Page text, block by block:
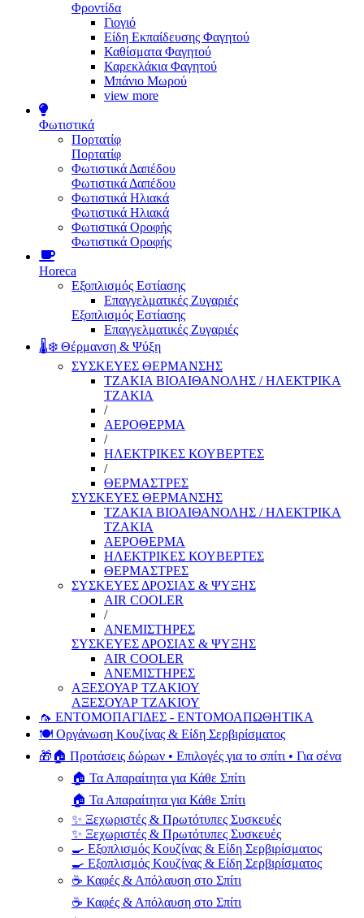
Φροντίδα
Γιογιό
Είδη Εκπαίδευσης Φαγητού
Καθίσματα Φαγητού
Καρεκλάκια Φαγητού
Μπάνιο Μωρού
view more
Φωτιστικά
Πορτατίφ
Πορτατίφ
Φωτιστικά Δαπέδου
Φωτιστικά Δαπέδου
Φωτιστικά Ηλιακά
Φωτιστικά Ηλιακά
Φωτιστικά Οροφής
Φωτιστικά Οροφής
Horeca
Εξοπλισμός Εστίασης
Επαγγελματικές Ζυγαριές
Εξοπλισμός Εστίασης
Επαγγελματικές Ζυγαριές
🌡️❄️ Θέρμανση & Ψύξη
ΣΥΣΚΕΥΕΣ ΘΕΡΜΑΝΣΗΣ
ΤΖΑΚΙΑ ΒΙΟΑΙΘΑΝΟΛΗΣ / ΗΛΕΚΤΡΙΚΑ
ΤΖΑΚΙΑ
/
ΑΕΡΟΘΕΡΜΑ
/
ΗΛΕΚΤΡΙΚΕΣ ΚΟΥΒΕΡΤΕΣ
/
ΘΕΡΜΑΣΤΡΕΣ
ΣΥΣΚΕΥΕΣ ΘΕΡΜΑΝΣΗΣ
ΤΖΑΚΙΑ ΒΙΟΑΙΘΑΝΟΛΗΣ / ΗΛΕΚΤΡΙΚΑ
ΤΖΑΚΙΑ
ΑΕΡΟΘΕΡΜΑ
ΗΛΕΚΤΡΙΚΕΣ ΚΟΥΒΕΡΤΕΣ
ΘΕΡΜΑΣΤΡΕΣ
ΣΥΣΚΕΥΕΣ ΔΡΟΣΙΑΣ & ΨΥΞΗΣ
AIR COOLER
/
ΑΝΕΜΙΣΤΗΡΕΣ
ΣΥΣΚΕΥΕΣ ΔΡΟΣΙΑΣ & ΨΥΞΗΣ
AIR COOLER
ΑΝΕΜΙΣΤΗΡΕΣ
ΑΞΕΣΟΥΑΡ ΤΖΑΚΙΟΥ
ΑΞΕΣΟΥΑΡ ΤΖΑΚΙΟΥ
🦟 ΕΝΤΟΜΟΠΑΓΙΔΕΣ - ΕΝΤΟΜΟΑΠΩΘΗΤΙΚΑ
🍽️ Οργάνωση Κουζίνας & Είδη Σερβιρίσματος
🎁🏠 Προτάσεις δώρων • Επιλογές για το σπίτι • Για σένα
🏠 Τα Απαραίτητα για Κάθε Σπίτι
🏠 Τα Απαραίτητα για Κάθε Σπίτι
✨ Ξεχωριστές & Πρωτότυπες Συσκευές
✨ Ξεχωριστές & Πρωτότυπες Συσκευές
🍳 Εξοπλισμός Κουζίνας & Είδη Σερβιρίσματος
🍳 Εξοπλισμός Κουζίνας & Είδη Σερβιρίσματος
☕ Καφές & Απόλαυση στο Σπίτι
☕ Καφές & Απόλαυση στο Σπίτι